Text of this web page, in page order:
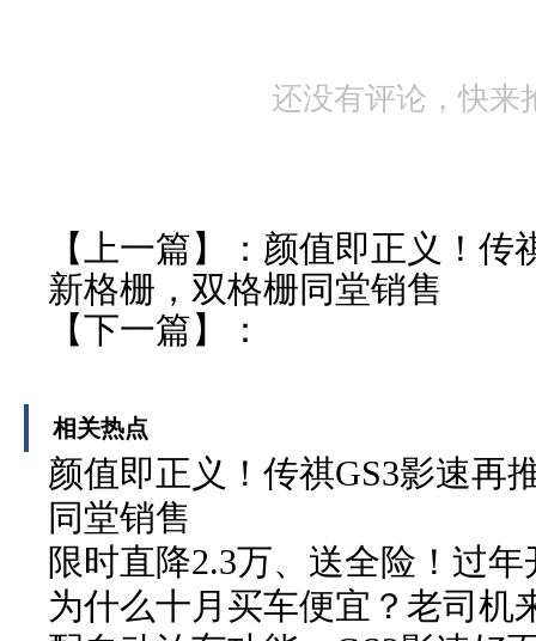
还没有评论，快来
【上一篇】： 颜值即正义！传
新格栅，双格栅同堂销售
【下一篇】：
相关热点
颜值即正义！传祺GS3影速再
同堂销售
限时直降2.3万、送全险！过
为什么十月买车便宜？老司机